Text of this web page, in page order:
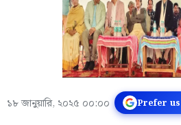
১৮ জানুয়ারি, ২০২৫ ০০:০০ Prefer